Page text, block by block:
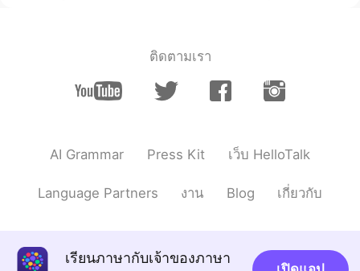
CN
Catalina 2020.06.27 03:28
Necesitamos más Blink como tu 🙌🏻🙌🏻
EN
ติดตามเรา
AI Grammar Press Kit เว็บ HelloTalk
Language Partners งาน Blog เกี่ยวกับ
เรียนภาษากับเจ้าของภาษา